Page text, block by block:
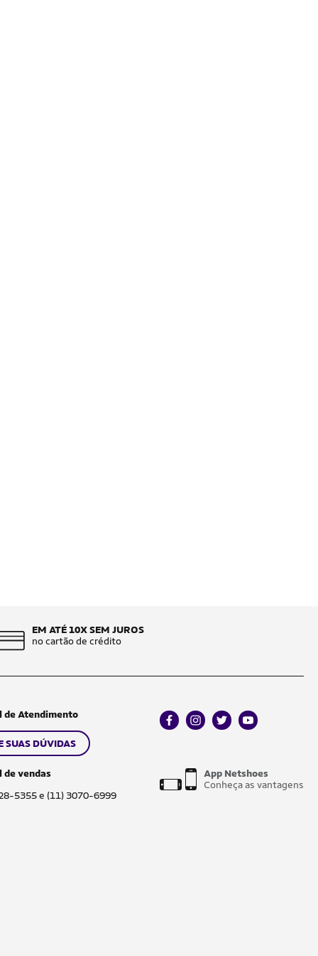
EM ATÉ 10X SEM JUROS
no cartão de crédito
de Atendimento
SUAS DÚVIDAS
de vendas
5355 e (11) 3070-6999
facebookinstagram
twitteryoutube
App Netshoes
Conheça as vantagens